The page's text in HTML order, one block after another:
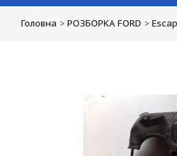
Головна > РОЗБОРКА FORD >